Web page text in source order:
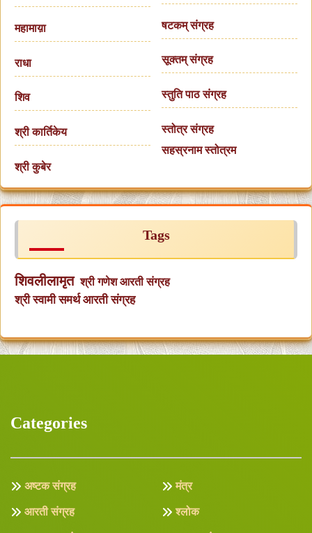
महामाय़ा
राधा
शिव
श्री कार्तिकेय
श्री कुबेर
षटकम् संग्रह
सूक्तम् संग्रह
स्तुति पाठ संग्रह
स्तोत्र संग्रह
सहस्रनाम स्तोत्रम
Tags
शिवलीलामृत श्री गणेश आरती संग्रह
श्री स्वामी समर्थ आरती संग्रह
Categories
अष्टक संग्रह
आरती संग्रह
मंत्र
श्लोक